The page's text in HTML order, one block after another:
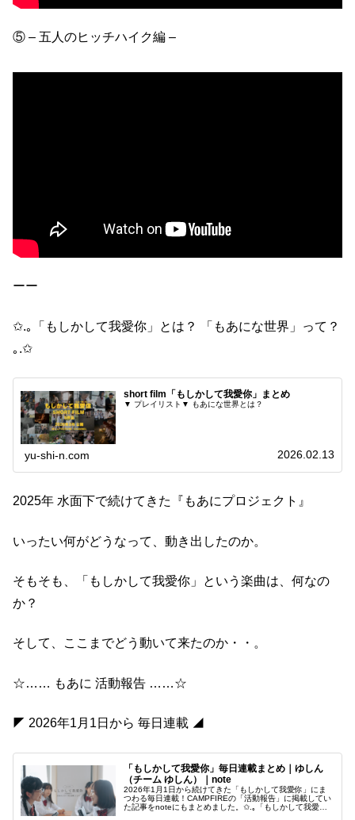
⑤ – 五人のヒッチハイク編 –
ーー
✩.｡「もしかして我愛你」とは？ 「もあにな世界」って？
｡.✩
short film「もしかして我愛你」まとめ
▼ プレイリスト▼ もあにな世界とは？
yu-shi-n.com 2026.02.13
2025年 水面下で続けてきた『もあにプロジェクト』
いったい何がどうなって、動き出したのか。
そもそも、「もしかして我愛你」という楽曲は、何なの
か？
そして、ここまでどう動いて来たのか・・。
☆…… もあに 活動報告 ……☆
◤ 2026年1月1日から 毎日連載 ◢
「もしかして我愛你」毎日連載まとめ｜ゆしん
（チーム ゆしん）｜note
2026年1月1日から続けてきた「もしかして我愛你」にま
つわる毎日連載！CAMPFIREの「活動報告」に掲載してい
た記事をnoteにもまとめました。✩.｡「もしかして我愛